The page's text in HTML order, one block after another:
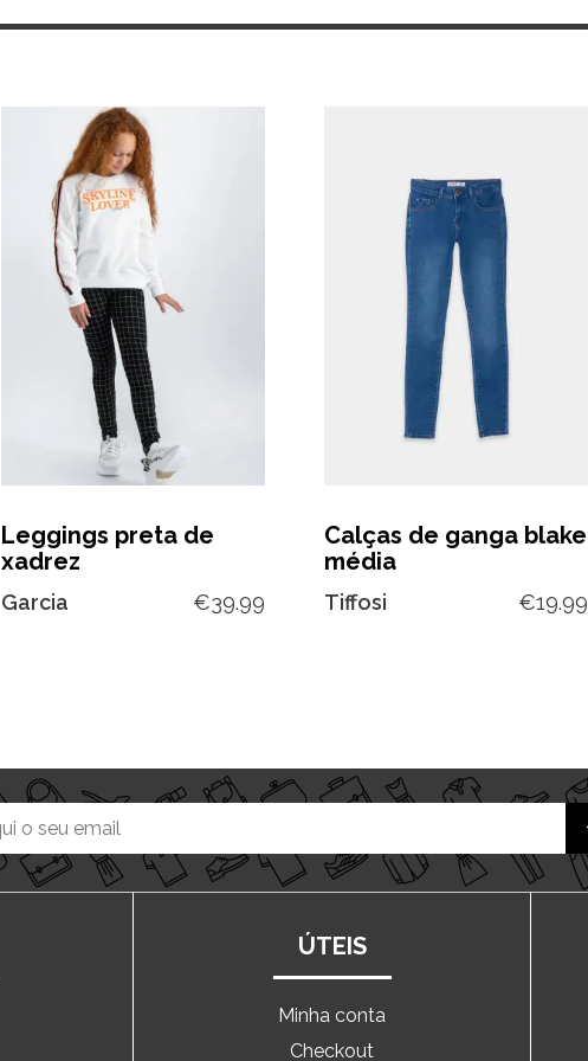
Leggings preta de
xadrez
Garcia €39.99
Calças de ganga blake
média
Tiffosi €19.99
ÚTEIS
Minha conta
Checkout